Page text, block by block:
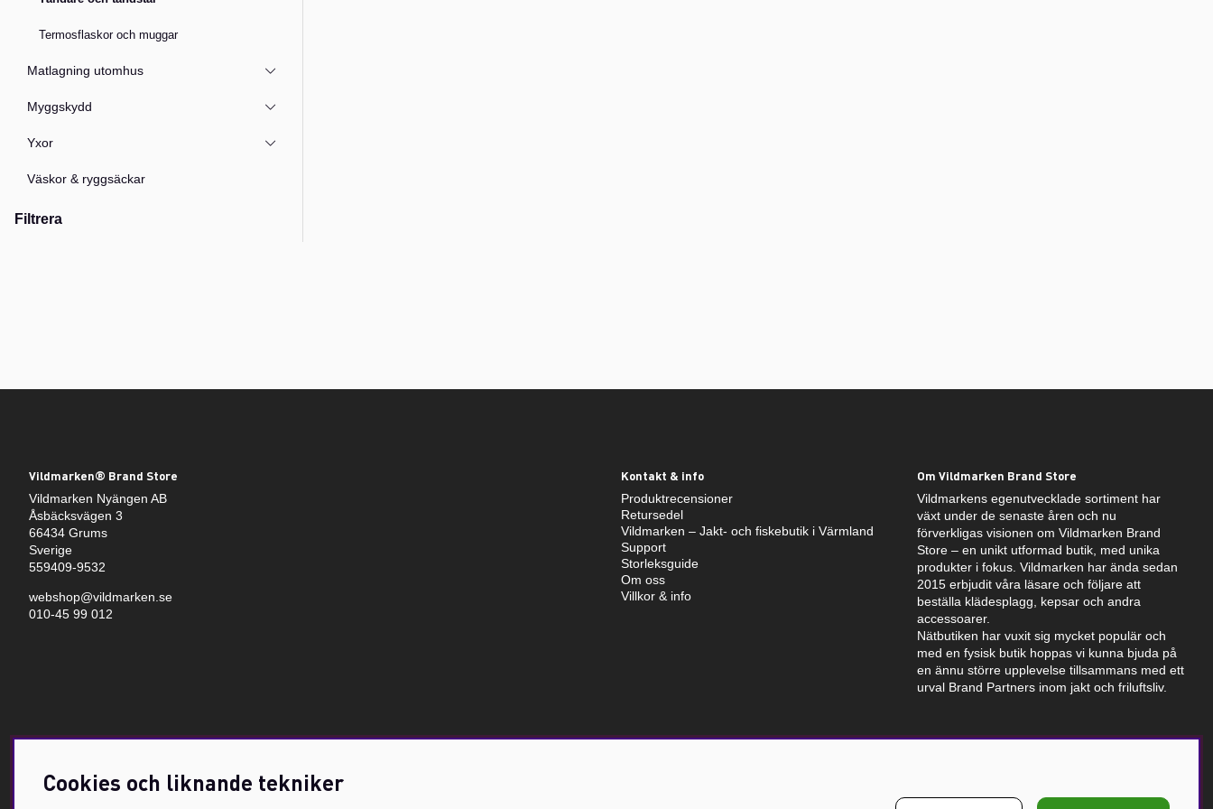
Termosflaskor och muggar
Matlagning utomhus
Myggskydd
Yxor
Väskor & ryggsäckar
Filtrera
Vildmarken® Brand Store
Vildmarken Nyängen AB
Åsbäcksvägen 3
66434 Grums
Sverige
559409-9532
webshop@vildmarken.se
010-45 99 012
Kontakt & info
Produktrecensioner
Retursedel
Vildmarken – Jakt- och fiskebutik i Värmland
Support
Storleksguide
Om oss
Villkor & info
Om Vildmarken Brand Store
Vildmarkens egenutvecklade sortiment har
växt under de senaste åren och nu
förverkligas visionen om Vildmarken Brand
Store – en unikt utformad butik, med unika
produkter i fokus. Vildmarken har ända sedan
2015 erbjudit våra läsare och följare att
beställa klädesplagg, kepsar och andra
accessoarer.
Nätbutiken har vuxit sig mycket populär och
med en fysisk butik hoppas vi kunna bjuda på
en ännu större upplevelse tillsammans med ett
urval Brand Partners inom jakt och friluftsliv.
Få Magasin Vildmarken direkt till din e-post!*
Cookies och liknande tekniker